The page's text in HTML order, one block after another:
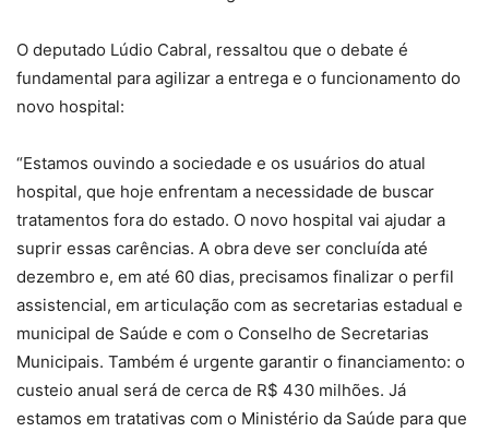
O deputado Lúdio Cabral, ressaltou que o debate é
fundamental para agilizar a entrega e o funcionamento do
novo hospital:
“Estamos ouvindo a sociedade e os usuários do atual
hospital, que hoje enfrentam a necessidade de buscar
tratamentos fora do estado. O novo hospital vai ajudar a
suprir essas carências. A obra deve ser concluída até
dezembro e, em até 60 dias, precisamos finalizar o perfil
assistencial, em articulação com as secretarias estadual e
municipal de Saúde e com o Conselho de Secretarias
Municipais. Também é urgente garantir o financiamento: o
custeio anual será de cerca de R$ 430 milhões. Já
estamos em tratativas com o Ministério da Saúde para que